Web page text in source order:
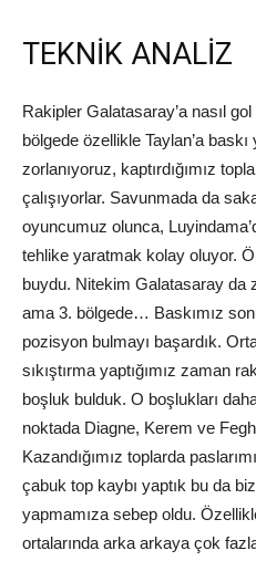
TEKNİK ANALİZ
Rakipler Galatasaray’a nasıl
bölgede özellikle Taylan’a
zorlanıyoruz, kaptırdığımız
çalışıyorlar. Savunmada da
oyuncumuz olunca,
tehlike yaratmak kolay oluyor.
buydu. Nitekim Galatasaray da
ama 3. bölgede… Baskımız
pozisyon bulmayı başardık.
sıkıştırma yaptığımız zaman
boşluk bulduk. O boşlukları
noktada Diagne, Kerem ve
Kazandığımız toplarda
çabuk top kaybı yaptık bu da
yapmamıza sebep oldu.
ortalarında arka arkaya çok